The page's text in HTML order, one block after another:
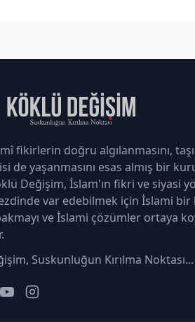
fikirlerin doğru algılanmasını,
de yaşanmasını esas almış bir
Değişim, İslam'ın fikri ve siyasi
var edebilmek için İslami bir
ve İslami çözümler ortaya
Suskunluğun Kırılma Noktası...